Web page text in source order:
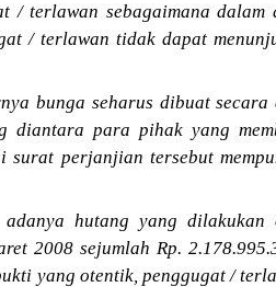
/ terlawan sebagaimana dalam
/ terlawan tidak dapat
bunga seharus dibuat secara
diantara para pihak yang
perjanjian tersebut
hutang yang dilakukan
2008 sejumlah Rp.
yang otentik, penggugat /